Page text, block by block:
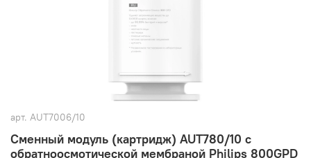
арт. AUT7006/10
Сменный модуль (картридж) AUT780/10 с
обратноосмотической мембраной Philips 800GPD